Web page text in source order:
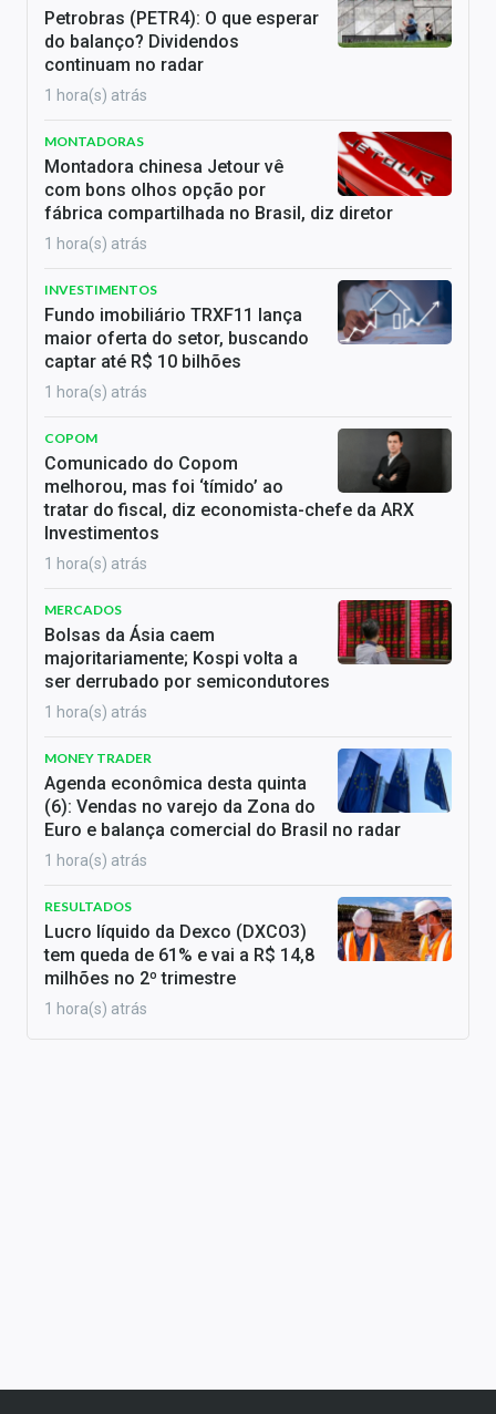
Petrobras (PETR4): O que esperar
do balanço? Dividendos
continuam no radar
1 hora(s) atrás
MONTADORAS
Montadora chinesa Jetour vê
com bons olhos opção por
fábrica compartilhada no Brasil, diz diretor
1 hora(s) atrás
INVESTIMENTOS
Fundo imobiliário TRXF11 lança
maior oferta do setor, buscando
captar até R$ 10 bilhões
1 hora(s) atrás
COPOM
Comunicado do Copom
melhorou, mas foi ‘tímido’ ao
tratar do fiscal, diz economista-chefe da ARX
Investimentos
1 hora(s) atrás
MERCADOS
Bolsas da Ásia caem
majoritariamente; Kospi volta a
ser derrubado por semicondutores
1 hora(s) atrás
MONEY TRADER
Agenda econômica desta quinta
(6): Vendas no varejo da Zona do
Euro e balança comercial do Brasil no radar
1 hora(s) atrás
RESULTADOS
Lucro líquido da Dexco (DXCO3)
tem queda de 61% e vai a R$ 14,8
milhões no 2º trimestre
1 hora(s) atrás